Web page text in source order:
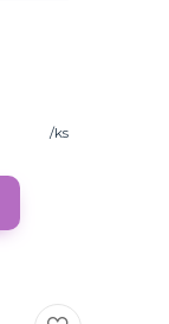
/ks